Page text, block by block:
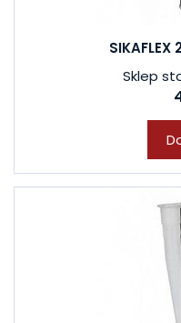
SIKAFLEX
Sklep